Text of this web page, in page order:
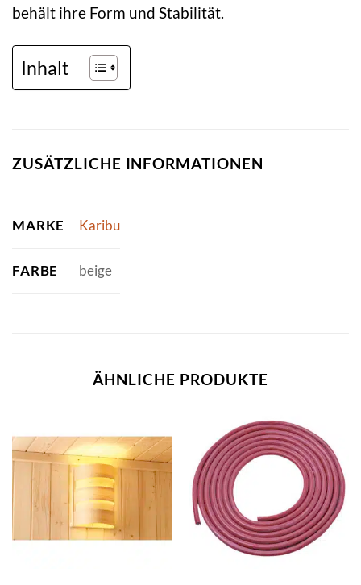
behält ihre Form und Stabilität.
Inhalt
ZUSÄTZLICHE INFORMATIONEN
MARKE Karibu
FARBE beige
ÄHNLICHE PRODUKTE